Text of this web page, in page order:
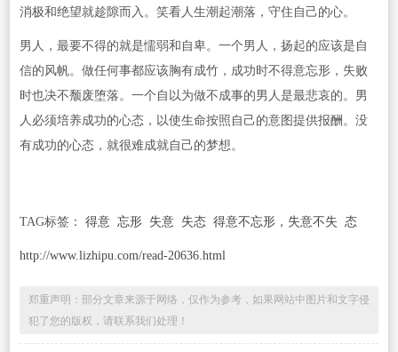
消极和绝望就趁隙而入。笑看人生潮起潮落，守住自己的心。
男人，最要不得的就是懦弱和自卑。一个男人，扬起的应该是自
信的风帆。做任何事都应该胸有成竹，成功时不得意忘形，失败
时也决不颓废堕落。一个自以为做不成事的男人是最悲哀的。男
人必须培养成功的心态，以使生命按照自己的意图提供报酬。没
有成功的心态，就很难成就自己的梦想。
TAG标签： 得意 忘形 失意 失态 得意不忘形，失意不失 态
http://www.lizhipu.com/read-20636.html
郑重声明：部分文章来源于网络，仅作为参考，如果网站中图片和文字侵
犯了您的版权，请联系我们处理！